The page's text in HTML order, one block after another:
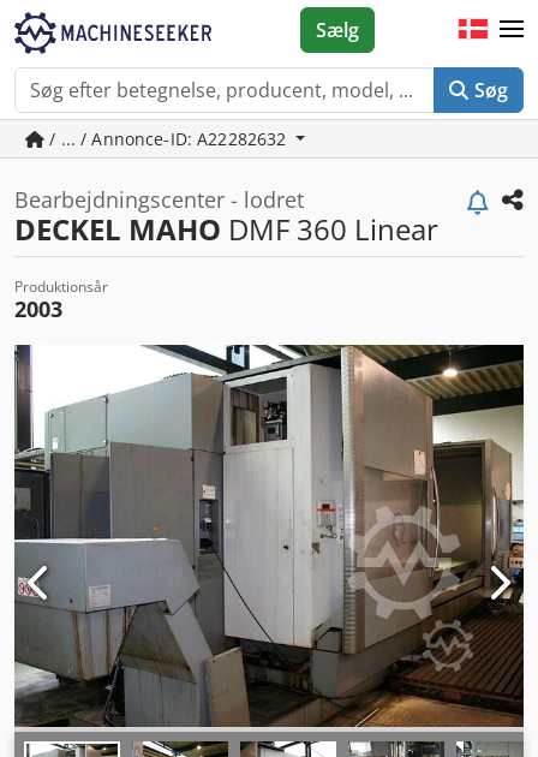
Søg
Sælg
/ ... / Annonce-ID: A22282632
Bearbejdningscenter - lodret
DECKEL MAHO DMF 360 Linear
Produktionsår
2003